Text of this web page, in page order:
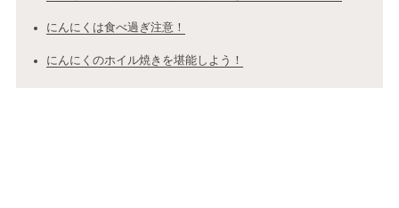
にんにくは食べ過ぎ注意！
にんにくのホイル焼きを堪能しよう！